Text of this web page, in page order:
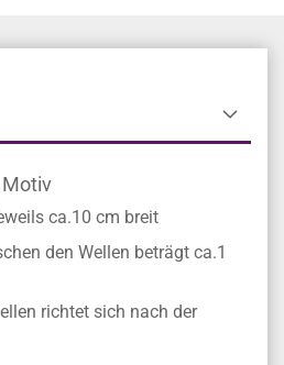
ca.10 cm breit
den Wellen beträgt ca.1
richtet sich nach der